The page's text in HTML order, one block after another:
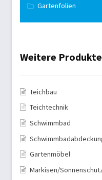
Gartenfolien
Weitere
Teichbau
Teichtechnik
Schwimmbad
Gartenmöbel
Markisen/